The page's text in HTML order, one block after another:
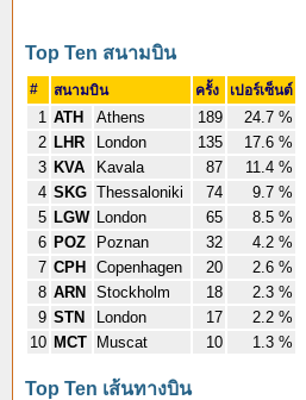
Top Ten สนามบิน
# สนามบิน ครั้ง เปอร์เซ็นต์
1 ATH Athens 189
24.7 %
2 LHR London 135
17.6 %
3 KVA Kavala 87
11.4 %
4 SKG Thessaloniki 74
9.7 %
5 LGW London 65
8.5 %
6 POZ Poznan 32
4.2 %
7 CPH Copenhagen 20
2.6 %
8 ARN Stockholm 18
2.3 %
9 STN London 17
2.2 %
10 MCT Muscat 10 1.3 %
Top Ten เส้นทางบิน